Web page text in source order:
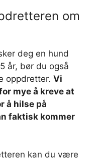
om
deg en hund
år, bør du også
oppdretter. Vi
mye å kreve at
å hilse på
faktisk kommer
kan du være